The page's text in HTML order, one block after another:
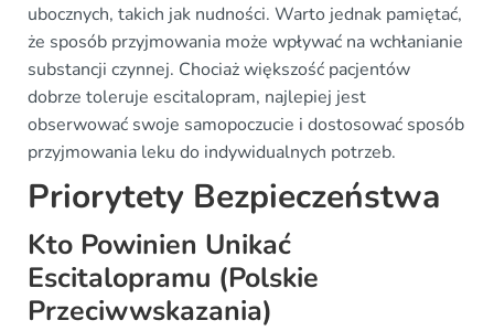
ubocznych, takich jak nudności. Warto jednak pamiętać,
że sposób przyjmowania może wpływać na wchłanianie
substancji czynnej. Chociaż większość pacjentów
dobrze toleruje escitalopram, najlepiej jest
obserwować swoje samopoczucie i dostosować sposób
przyjmowania leku do indywidualnych potrzeb.
Priorytety Bezpieczeństwa
Kto Powinien Unikać
Escitalopramu (Polskie
Przeciwwskazania)